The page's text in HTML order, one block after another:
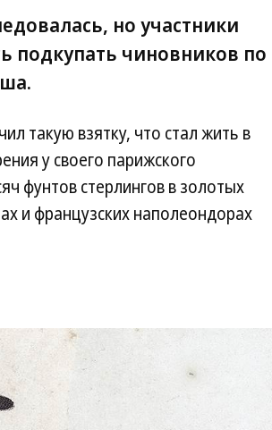
но участники
подкупать чиновников по
такую взятку, что стал жить в
у своего парижского
фунтов стерлингов в золотых
и французских наполеондорах